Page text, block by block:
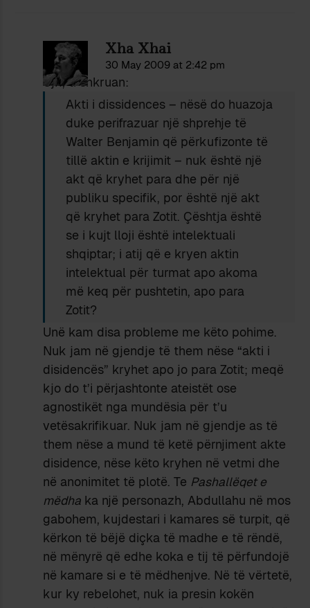
Xha Xhai
30 May 2009 at 2:42 pm
Ujk, ti shkruan:
Akti i dissidences – nësë do huazoja
duke perifrazuar një shprehje të
Walter Benjamin që përkufizonte të
tillë aktin e krijimit – nuk është një
akt që kryhet para dhe për një
publiku specifik, por është një akt
që kryhet para Zotit. Çështja është
se i kujt lloji është intelektuali
shqiptar; i atij që e kryen aktin
intelektual për turmat apo akoma
më keq për pushtetin, apo para
Zotit?
Unë kam disa probleme me këto pohime.
Nuk jam në gjendje të them nëse “akti i
disidencës” kryhet apo jo para Zotit; meqë
kjo do t’i përjashtonte ateistët ose
agnostikët nga mundësia për t’u
vetësakrifikuar. Nuk jam në gjendje as të
them nëse a mund të ketë përnjiment akte
disidence, nëse këto kryhen në vetmi dhe
në anonimitet të plotë. Te Pashallëqet e
mëdha ka një personazh, Abdullahu në mos
gabohem, kujdestari i kamares së turpit, që
kërkon të bëjë diçka të madhe e të rëndë,
në mënyrë që edhe koka e tij të përfundojë
në kamare si e të mëdhenjve. Në të vërtetë,
kur ky rebelohet, nuk ia presin kokën